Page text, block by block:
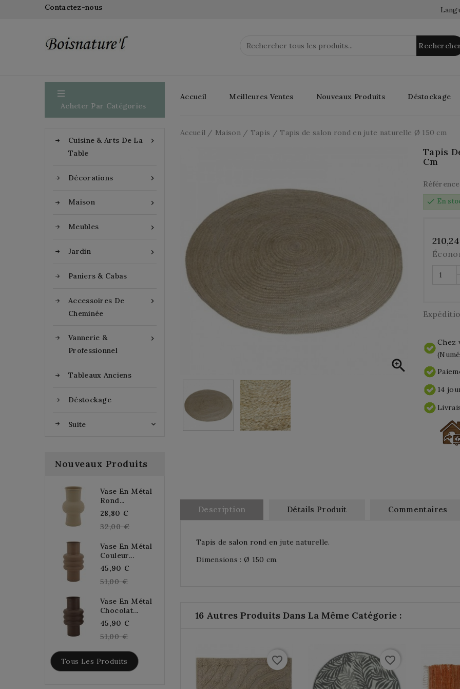
Contactez-nous

Acheter Par Catégories

Cuisine & Arts De La
Table

Décorations

Maison

Meubles

Jardin
Paniers & Cabas

Accessoires De
Cheminée

Vannerie &
Professionnel
Tableaux Anciens
Déstockage
Suite 
Nouveaux Produits
Vase En Métal
Rond...
28,80 €
price
32,00 €
Vase En Métal
Couleur...
45,90 €
51,00 €
Vase En Métal
Chocolat...
45,90 €
51,00 €
Tous Les Produits
Accueil Meilleures Ventes Nouveaux Produits Déstockage
Accueil Maison Tapis Tapis de salon rond en jute naturelle Ø 150 cm

Tapis
Cm
Référence
check En
Chez
14
Description Détails Produit Commentaires
Tapis de salon rond en jute naturelle.
Dimensions : Ø 150 cm.
16 Autres Produits Dans La Même Catégorie :
favorite_border favorite_border